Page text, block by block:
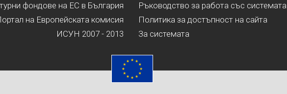
фондове на ЕС в България
на Европейската комисия
ИСУН 2007 - 2013
Ръководство за работа със системата
Политика за достъпност на сайта
За системата